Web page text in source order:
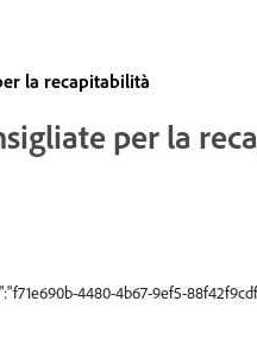
la recapitabilità
per la
4480-4b67-9ef5-